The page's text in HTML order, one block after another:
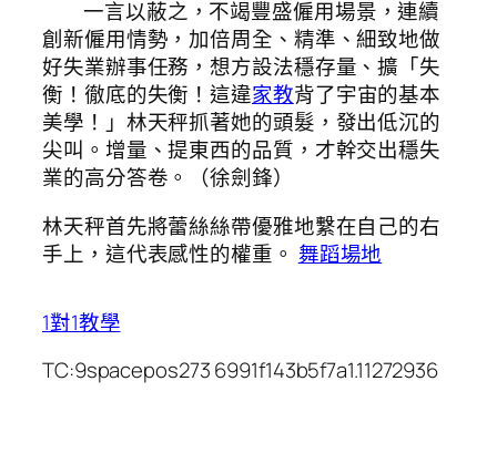
一言以蔽之，不竭豐盛僱用場景，連續
創新僱用情勢，加倍周全、精準、細致地做
好失業辦事任務，想方設法穩存量、擴「失
衡！徹底的失衡！這違家教背了宇宙的基本
美學！」林天秤抓著她的頭髮，發出低沉的
尖叫。增量、提東西的品質，才幹交出穩失
業的高分答卷。（徐劍鋒）
林天秤首先將蕾絲絲帶優雅地繫在自己的右
手上，這代表感性的權重。 舞蹈場地
1對1教學
TC:9spacepos273 6991f143b5f7a1.11272936